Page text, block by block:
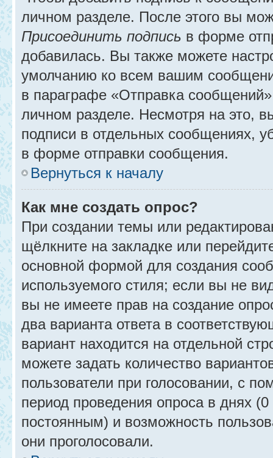
личном разделе. После этого вы
Присоединить подпись в форме
добавилась. Вы также можете
умолчанию ко всем вашим
в параграфе «Отправка
личном разделе. Несмотря на это,
подписи в отдельных сообщениях,
в форме отправки сообщения.
Вернуться к началу
Как мне создать опрос?
При создании темы или
щёлкните на закладке или
основной формой для создания
используемого стиля; если вы не
вы не имеете прав на создание
два варианта ответа в
вариант находится на отдельной
можете задать количество
пользователи при голосовании, с
период проведения опроса в днях (0
постоянным) и возможность
они проголосовали.